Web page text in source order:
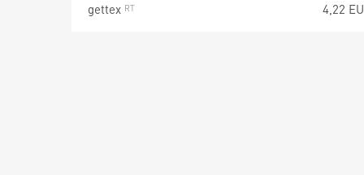
gettex
4,22